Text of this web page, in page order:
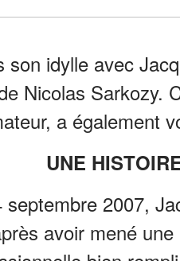
son idylle avec
Nicolas Sarkozy.
a également
UNE
septembre 2007,
avoir mené